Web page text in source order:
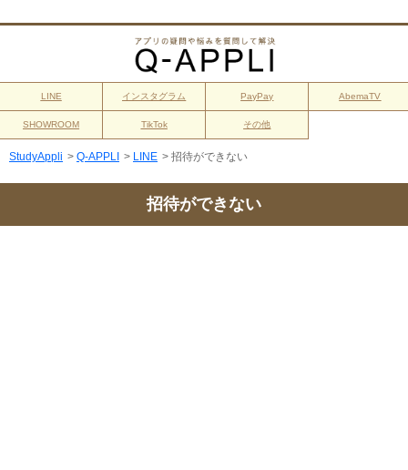
LINE インスタグラム PayPay AbemaTV
SHOWROOM TikTok その他
StudyAppli > Q-APPLI > LINE > 招待ができない
招待ができない